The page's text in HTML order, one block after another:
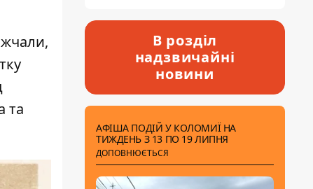
та
В розділ
надзвичайні
новини
АФІША ПОДІЙ У КОЛОМИЇ НА
ТИЖДЕНЬ З 13 ПО 19 ЛИПНЯ
ДОПОВНЮЄТЬСЯ